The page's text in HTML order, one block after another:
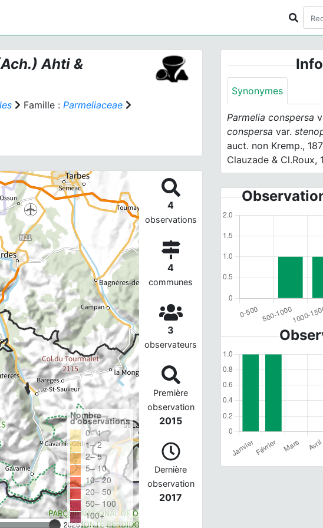
Ahti &
Famille : Parmeliaceae
2026
Nombre
d'observations
0– 1
1– 2
2– 5
5– 10
10– 20
20– 50
50– 100
100+
4
observations
4
communes
3
observateurs
Première
observation
2015
Dernière
observation
2017
Synonymes
Parmelia conspersa
conspersavar.
auct. non Kremp.,
Clauzade & Cl.Roux,